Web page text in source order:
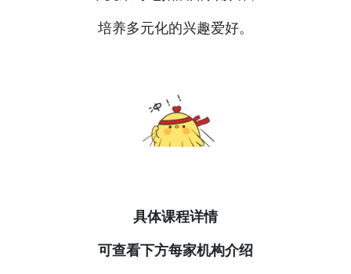
培养多元化的兴趣爱好。
具体课程详情
可查看下方每家机构介绍